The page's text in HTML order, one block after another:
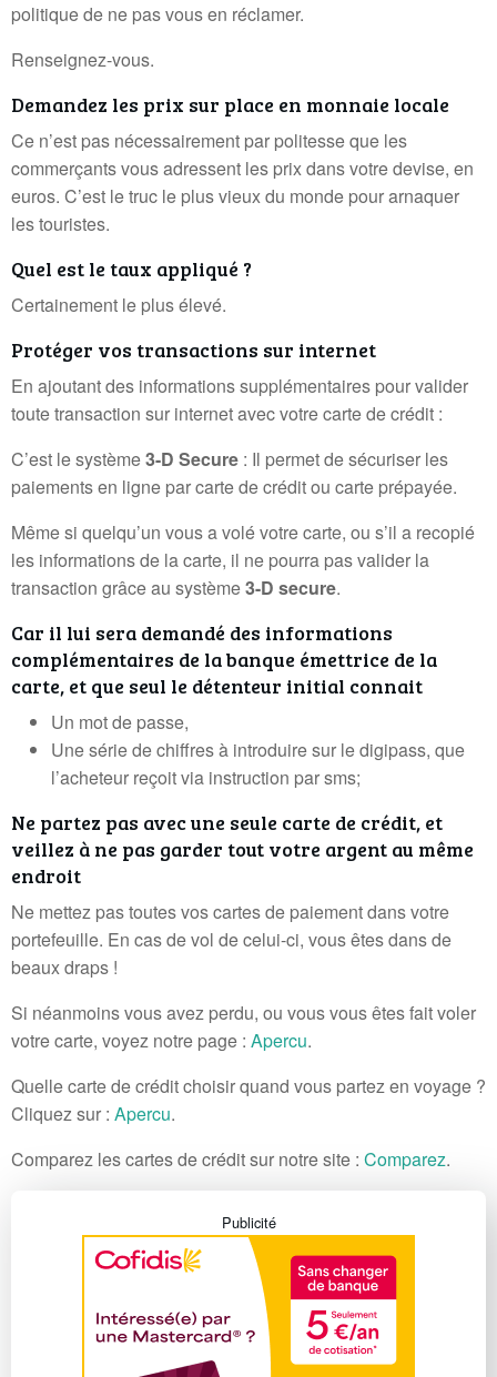
politique de ne pas vous en réclamer.
Renseignez-vous.
Demandez les prix sur place en monnaie locale
Ce n’est pas nécessairement par politesse que les
commerçants vous adressent les prix dans votre devise, en
euros. C’est le truc le plus vieux du monde pour arnaquer
les touristes.
Quel est le taux appliqué ?
Certainement le plus élevé.
Protéger vos transactions sur internet
En ajoutant des informations supplémentaires pour valider
toute transaction sur internet avec votre carte de crédit :
C’est le système3-D Secure : Il permet de sécuriser les
paiements en ligne par carte de crédit ou carte prépayée.
Même si quelqu’un vous a volé votre carte, ou s’il a recopié
les informations de la carte, il ne pourra pas valider la
transaction grâce au système3-D secure.
Car il lui sera demandé des informations
complémentaires de la banque émettrice de la
carte, et que seul le détenteur initial connait
Un mot de passe,
Une série de chiffres à introduire sur le digipass, que
l’acheteur reçoit via instruction par sms;
Ne partez pas avec une seule carte de crédit, et
veillez à ne pas garder tout votre argent au même
endroit
Ne mettez pas toutes vos cartes de paiement dans votre
portefeuille. En cas de vol de celui-ci, vous êtes dans de
beaux draps !
Si néanmoins vous avez perdu, ou vous vous êtes fait voler
votre carte, voyez notre page : Apercu.
Quelle carte de crédit choisir quand vous partez en voyage ?
Cliquez sur : Apercu.
Comparez les cartes de crédit sur notre site : Comparez.
Publicité